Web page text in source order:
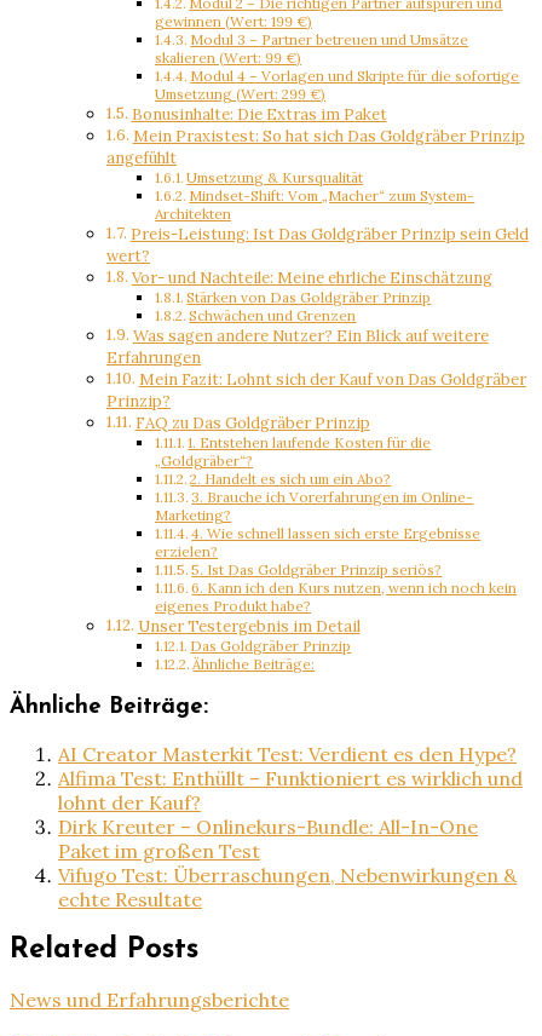
gewinnen (Wert: 199 €)
Modul 3 – Partner betreuen und Umsätze
skalieren (Wert: 99 €)
Modul 4 – Vorlagen und Skripte für die sofortige
Umsetzung (Wert: 299 €)
Bonusinhalte: Die Extras im Paket
Mein Praxistest: So hat sich Das Goldgräber Prinzip
angefühlt
Umsetzung & Kursqualität
Mindset-Shift: Vom „Macher“ zum System-
Architekten
Preis-Leistung: Ist Das Goldgräber Prinzip sein Geld
wert?
Vor- und Nachteile: Meine ehrliche Einschätzung
Stärken von Das Goldgräber Prinzip
Schwächen und Grenzen
Was sagen andere Nutzer? Ein Blick auf weitere
Erfahrungen
Mein Fazit: Lohnt sich der Kauf von Das Goldgräber
Prinzip?
FAQ zu Das Goldgräber Prinzip
1. Entstehen laufende Kosten für die
„Goldgräber“?
2. Handelt es sich um ein Abo?
3. Brauche ich Vorerfahrungen im Online-
Marketing?
4. Wie schnell lassen sich erste Ergebnisse
erzielen?
5. Ist Das Goldgräber Prinzip seriös?
6. Kann ich den Kurs nutzen, wenn ich noch kein
eigenes Produkt habe?
Unser Testergebnis im Detail
Das Goldgräber Prinzip
Ähnliche Beiträge:
Ähnliche Beiträge:
AI Creator Masterkit Test: Verdient es den Hype?
Alfima Test: Enthüllt – Funktioniert es wirklich und
lohnt der Kauf?
Dirk Kreuter – Onlinekurs-Bundle: All-In-One
Paket im großen Test
Vifugo Test: Überraschungen, Nebenwirkungen &
echte Resultate
Related Posts
News und Erfahrungsberichte